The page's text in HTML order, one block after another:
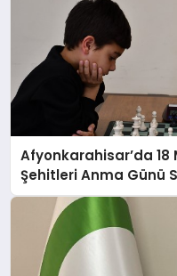
Afyonkarahisar’da
Şehitleri Anma Günü